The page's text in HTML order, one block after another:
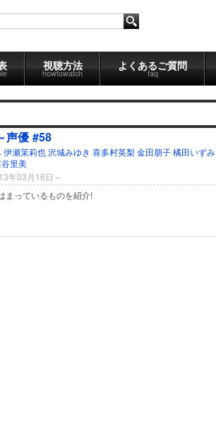
視聴方法
howtowatch
よくあるご質問
faq
声優 #58
伊瀬茉莉也沢城みゆき 喜多村英梨金田朋子橘田いずみ
里美
年03月16日～
まっているものを紹介!